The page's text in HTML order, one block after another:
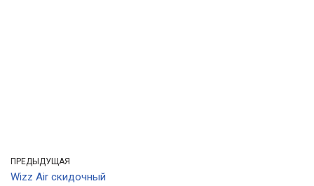
ПРЕДЫДУЩАЯ
Wizz Air скидочный